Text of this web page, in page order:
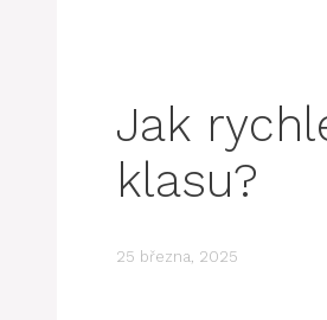
Jak
klasu?
25 března, 2025